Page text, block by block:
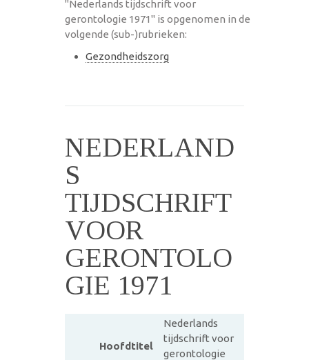
"Nederlands tijdschrift voor
gerontologie 1971" is opgenomen in de
volgende (sub-)rubrieken:
Gezondheidszorg
NEDERLAND
S
TIJDSCHRIFT
VOOR
GERONTOLO
GIE 1971
Hoofdtitel
Nederlands
tijdschrift voor
gerontologie